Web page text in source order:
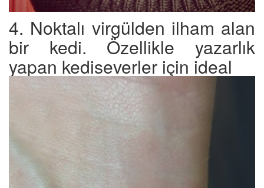
4. Noktalı virgülden ilham alan
bir kedi. Özellikle yazarlık
yapan kediseverler için ideal